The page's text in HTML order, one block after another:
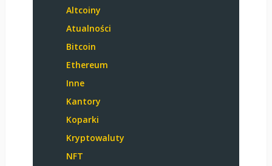
Altcoiny
Atualności
Bitcoin
Ethereum
Inne
Kantory
Koparki
Kryptowaluty
NFT